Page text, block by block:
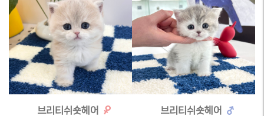
브리티쉬숏헤어
브리티쉬숏헤어